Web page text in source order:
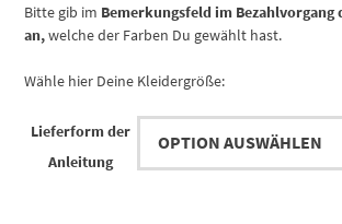
Bitte gib im Bemerkungsfeld im Bezahlvorgang
an,welche der Farben Du gewählt hast.
Wähle hier Deine Kleidergröße:
Lieferform der
Anleitung